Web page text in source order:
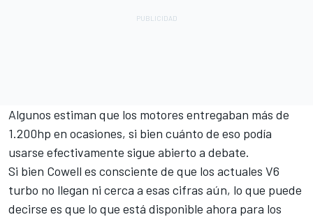
Algunos estiman que los motores entregaban más de
1.200hp en ocasiones, si bien cuánto de eso podía
usarse efectivamente sigue abierto a debate.
Si bien Cowell es consciente de que los actuales V6
turbo no llegan ni cerca a esas cifras aún, lo que puede
decirse es que lo que está disponible ahora para los